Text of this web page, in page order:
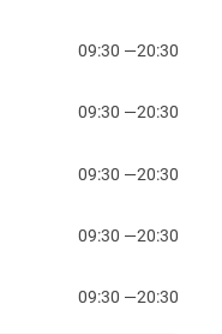
09:30 —20:30
09:30 —20:30
09:30 —20:30
09:30 —20:30
09:30 —20:30